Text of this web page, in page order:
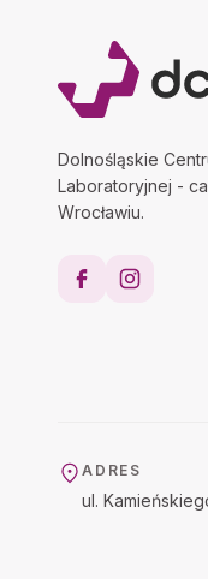
Dolnośląskie
Laboratoryjnej -
Wrocławiu.
ADRES
ul.